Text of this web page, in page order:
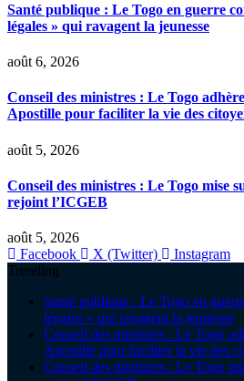
Santé publique : Le Togo en guerre
légales » qui ravagent la jeunesse
août 6, 2026
Conseil des ministres : Le Togo
Apostille pour faciliter la vie des
août 5, 2026
Conseil des ministres : Le Togo mise
rejoint l’ICGEB
août 5, 2026
Facebook
X (Twitter)
Instagram
Trending
Santé publique : Le Togo en
légales » qui ravagent la jeunesse
Conseil des ministres : Le Togo
Apostille pour faciliter la vie des
Conseil des ministres : Le Togo